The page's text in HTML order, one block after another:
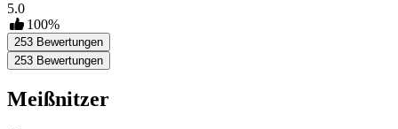
5.0
100%
253 Bewertungen
253 Bewertungen
Meißnitzer